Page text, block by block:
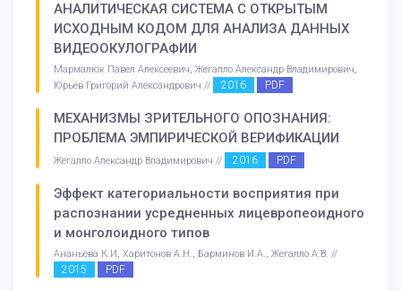
АНАЛИТИЧЕСКАЯ СИСТЕМА С ОТКРЫТЫМ
ИСХОДНЫМ КОДОМ ДЛЯ АНАЛИЗА ДАННЫХ
ВИДЕООКУЛОГРАФИИ
Мармалюк Павел Алексеевич, Жегалло Александр Владимирович,
Юрьев Григорий Александрович //
2016 PDF
МЕХАНИЗМЫ ЗРИТЕЛЬНОГО ОПОЗНАНИЯ:
ПРОБЛЕМА ЭМПИРИЧЕСКОЙ ВЕРИФИКАЦИИ
Жегалло Александр Владимирович // 2016 PDF
Эффект категориальности восприятия при
распознании усредненных лицевропеоидного
и монголоидного типов
Ананьева К.И, Харитонов А.Н., Барминов И.А., Жегалло А.В. //
2015 PDF